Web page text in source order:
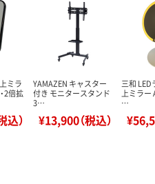
ミラ
2倍拡
込）
YAMAZEN キャスター
付き モニタースタンド
3…
¥13,900（税込）
三和 LED
上ミラー
…